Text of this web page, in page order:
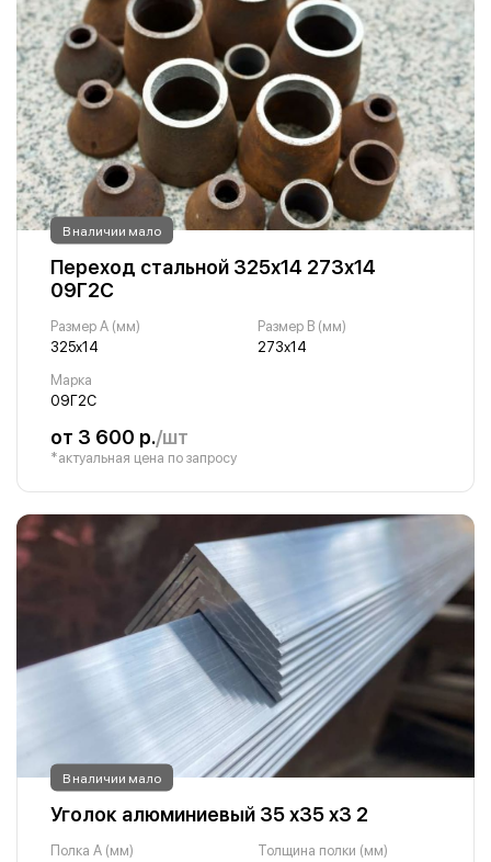
В наличии мало
Переход стальной 325х14 273х14
09Г2С
Размер A (мм)
325х14
Размер B (мм)
273х14
Марка
09Г2С
от 3 600 р./шт
*актуальная цена по запросу
В наличии мало
Уголок алюминиевый 35 х35 х3 2
Полка A (мм)
Толщина полки (мм)